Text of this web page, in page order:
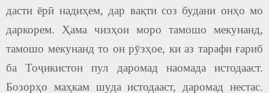
дасти ёрӣ надиҳем, дар вақти соз будани онҳо мо
даркорем. Ҳама чизҳои моро тамошо мекунанд,
тамошо мекунанд то он рӯзҳое, ки аз тарафи ғариб
ба Тоҷикистон пул даромад наомада истодааст.
Бозорҳо маҳкам шуда истодааст, даромад нестас.